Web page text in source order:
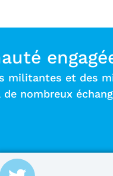
militantes et des
nombreux